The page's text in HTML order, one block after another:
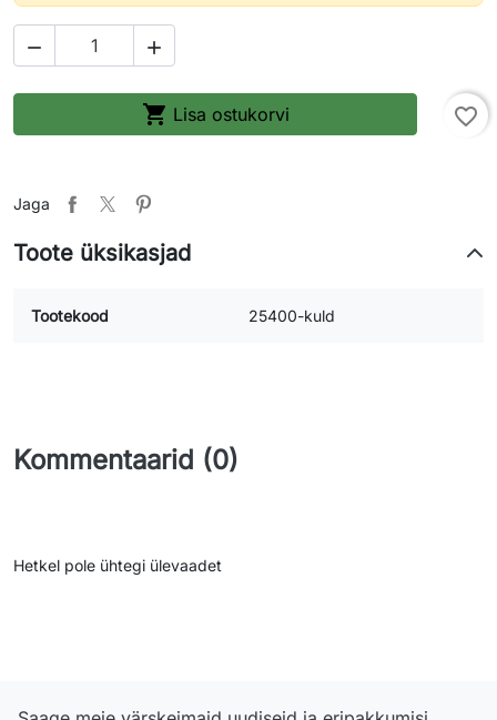
 
 Lisa ostukorvi favorite_border
Jaga
Toote üksikasjad
Tootekood 25400-kuld
Kommentaarid (0)
Hetkel pole ühtegi ülevaadet